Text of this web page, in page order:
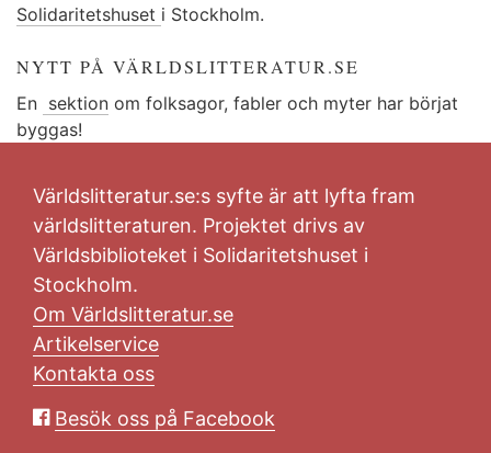
Solidaritetshuset i Stockholm.
NYTT PÅ VÄRLDSLITTERATUR.SE
En sektion om folksagor, fabler och myter har börjat
byggas!
Världslitteratur.se:s syfte är att lyfta fram
världslitteraturen. Projektet drivs av
Världsbiblioteket i Solidaritetshuset i
Stockholm.
Om Världslitteratur.se
Artikelservice
Kontakta oss
Besök oss på Facebook